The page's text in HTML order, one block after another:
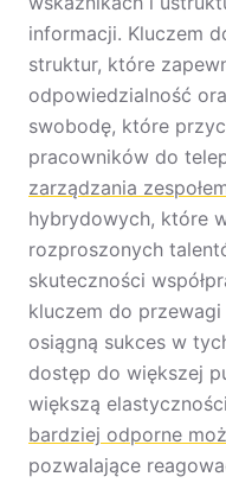
informacji. Kluczem
struktur, które
odpowiedzialność
swobodę, które
pracowników do
zarządzania
hybrydowych, które
rozproszonych
skuteczności
kluczem do
osiągną sukces w
dostęp do większej
większą
bardziej odporne
pozwalające